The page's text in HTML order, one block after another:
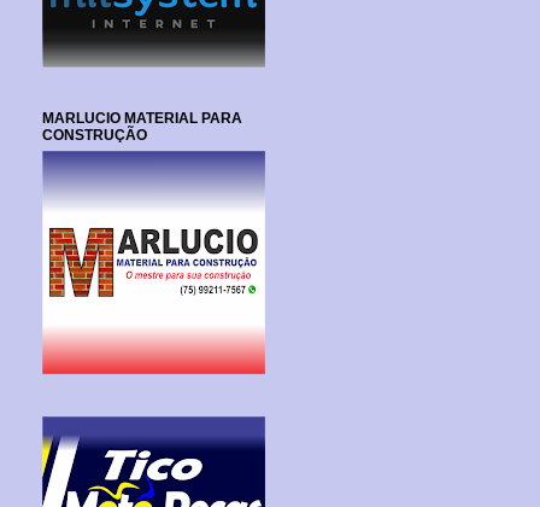
MARLUCIO MATERIAL PARA
CONSTRUÇÃO